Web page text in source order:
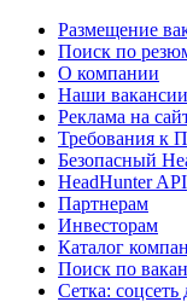
Размещение
Поиск по
О компании
Наши вакансии
Реклама на
Требования к
Безопасный
HeadHunter API
Партнерам
Инвесторам
Каталог
Поиск по
Сетка: соцсеть